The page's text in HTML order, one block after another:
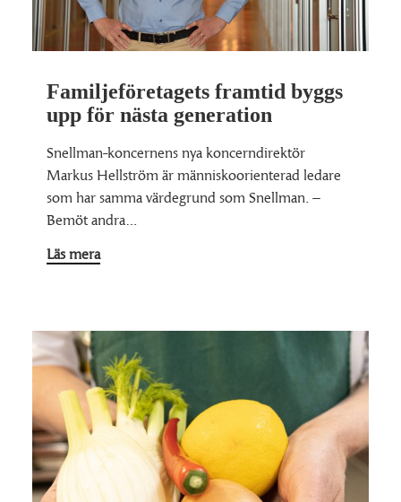
Familjeföretagets framtid byggs
upp för nästa generation
Snellman-koncernens nya koncerndirektör
Markus Hellström är människoorienterad ledare
som har samma värdegrund som Snellman. –
Bemöt andra…
Läs mera